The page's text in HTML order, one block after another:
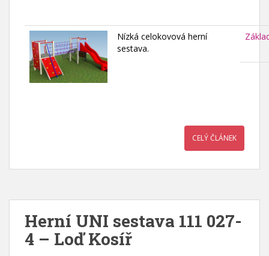
Nízká celokovová herní
sestava.
CELÝ ČLÁNEK
Herní UNI sestava 111 027-
4 – Loď Kosíř